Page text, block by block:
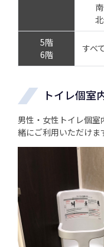
5階
6階
すべ
トイレ個室
男性・女性トイレ個
緒にご利用いただけま